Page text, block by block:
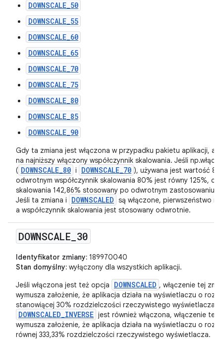
DOWNSCALE_50
DOWNSCALE_55
DOWNSCALE_60
DOWNSCALE_65
DOWNSCALE_70
DOWNSCALE_75
DOWNSCALE_80
DOWNSCALE_85
DOWNSCALE_90
Gdy ta zmiana jest włączona w przypadku pakietu aplikacji,
na najniższy włączony współczynnik skalowania. Jeśli
( DOWNSCALE_80 i DOWNSCALE_70 ), używana jest wartość
odwrotnym współczynnik skalowania 80% jest równy 125%, co
skalowania 142,86% stosowany po odwrotnym zastosowaniu
Jeśli ta zmiana i
DOWNSCALED są włączone, pierwszeństwo
a współczynnik skalowania jest stosowany odwrotnie.
DOWNSCALE 30
Identyfikator zmiany: 189970040
Stan domyślny: wyłączony dla wszystkich aplikacji.
Jeśli włączona jest też opcja
DOWNSCALED , włączenie tej
wymusza założenie, że aplikacja działa na wyświetlaczu o
stanowiącej 30% rozdzielczości rzeczywistego wyświetlacza.
DOWNSCALED_INVERSE jest również włączona, włączenie tej
wymusza założenie, że aplikacja działa na wyświetlaczu o
równej 333,33% rozdzielczości rzeczywistego wyświetlacza.